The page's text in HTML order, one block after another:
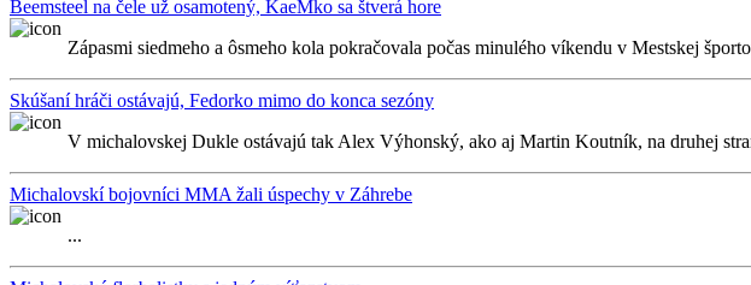
Beemsteel na čele už osamotený, KaeMko sa štverá hore
Zápasmi siedmeho a ôsmeho kola pokračovala počas minulého víkendu v Mestskej
Skúšaní hráči ostávajú, Fedorko mimo do konca sezóny
V michalovskej Dukle ostávajú tak Alex Výhonský, ako aj Martin Koutník, na druhej
Michalovskí bojovníci MMA žali úspechy v Záhrebe
...